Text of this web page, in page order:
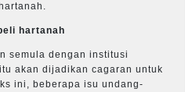
hartanah
semula dengan institusi
akan dijadikan cagaran untuk
ini, beberapa isu undang-